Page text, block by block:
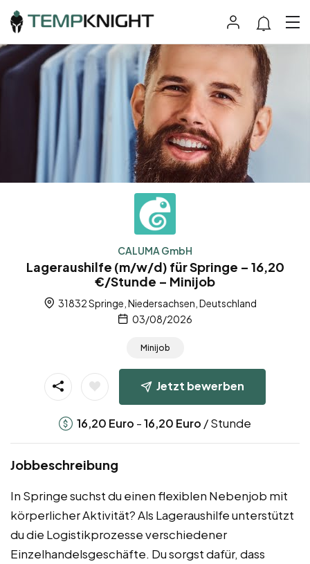
CALUMA GmbH
Lageraushilfe (m/w/d) für Springe – 16,20
€/Stunde – Minijob
31832 Springe, Niedersachsen, Deutschland
03/08/2026
Minijob
Jetzt bewerben
16,20 Euro -16,20 Euro / Stunde
Jobbeschreibung
In Springe suchst du einen flexiblen Nebenjob mit
körperlicher Aktivität? Als Lageraushilfe unterstützt
du die Logistikprozesse verschiedener
Einzelhandelsgeschäfte. Du sorgst dafür, dass